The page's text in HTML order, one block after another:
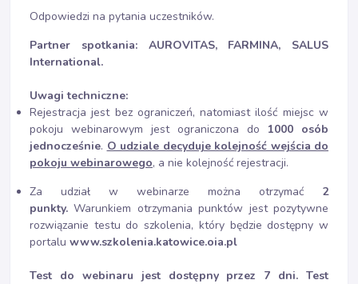
Odpowiedzi na pytania uczestników.
Partner spotkania: AUROVITAS, FARMINA, SALUS
International.
Uwagi techniczne:
Rejestracja jest bez ograniczeń, natomiast ilość miejsc w
pokoju webinarowym jest ograniczona do 1000 osób
jednocześnie. O udziale decyduje kolejność wejścia do
pokoju webinarowego, a nie kolejność rejestracji.
Za udział w webinarze można otrzymać 2
punkty. Warunkiem otrzymania punktów jest pozytywne
rozwiązanie testu do szkolenia, który będzie dostępny w
portalu www.szkolenia.katowice.oia.pl
Test do webinaru jest dostępny przez 7 dni. Test